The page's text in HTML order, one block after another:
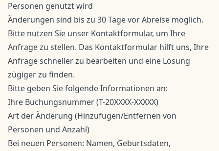
Personen genutzt wird
Änderungen sind bis zu 30 Tage vor Abreise möglich.
Bitte nutzen Sie unser Kontaktformular, um Ihre
Anfrage zu stellen. Das Kontaktformular hilft uns, Ihre
Anfrage schneller zu bearbeiten und eine Lösung
zügiger zu finden.
Bitte geben Sie folgende Informationen an:
Ihre Buchungsnummer (T-20XXXX-XXXXX)
Art der Änderung (Hinzufügen/Entfernen von
Personen und Anzahl)
Bei neuen Personen: Namen, Geburtsdaten,